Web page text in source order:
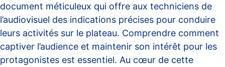
document méticuleux qui offre aux techniciens de
l’audiovisuel des indications précises pour conduire
leurs activités sur le plateau. Comprendre comment
captiver l’audience et maintenir son intérêt pour les
protagonistes est essentiel. Au cœur de cette